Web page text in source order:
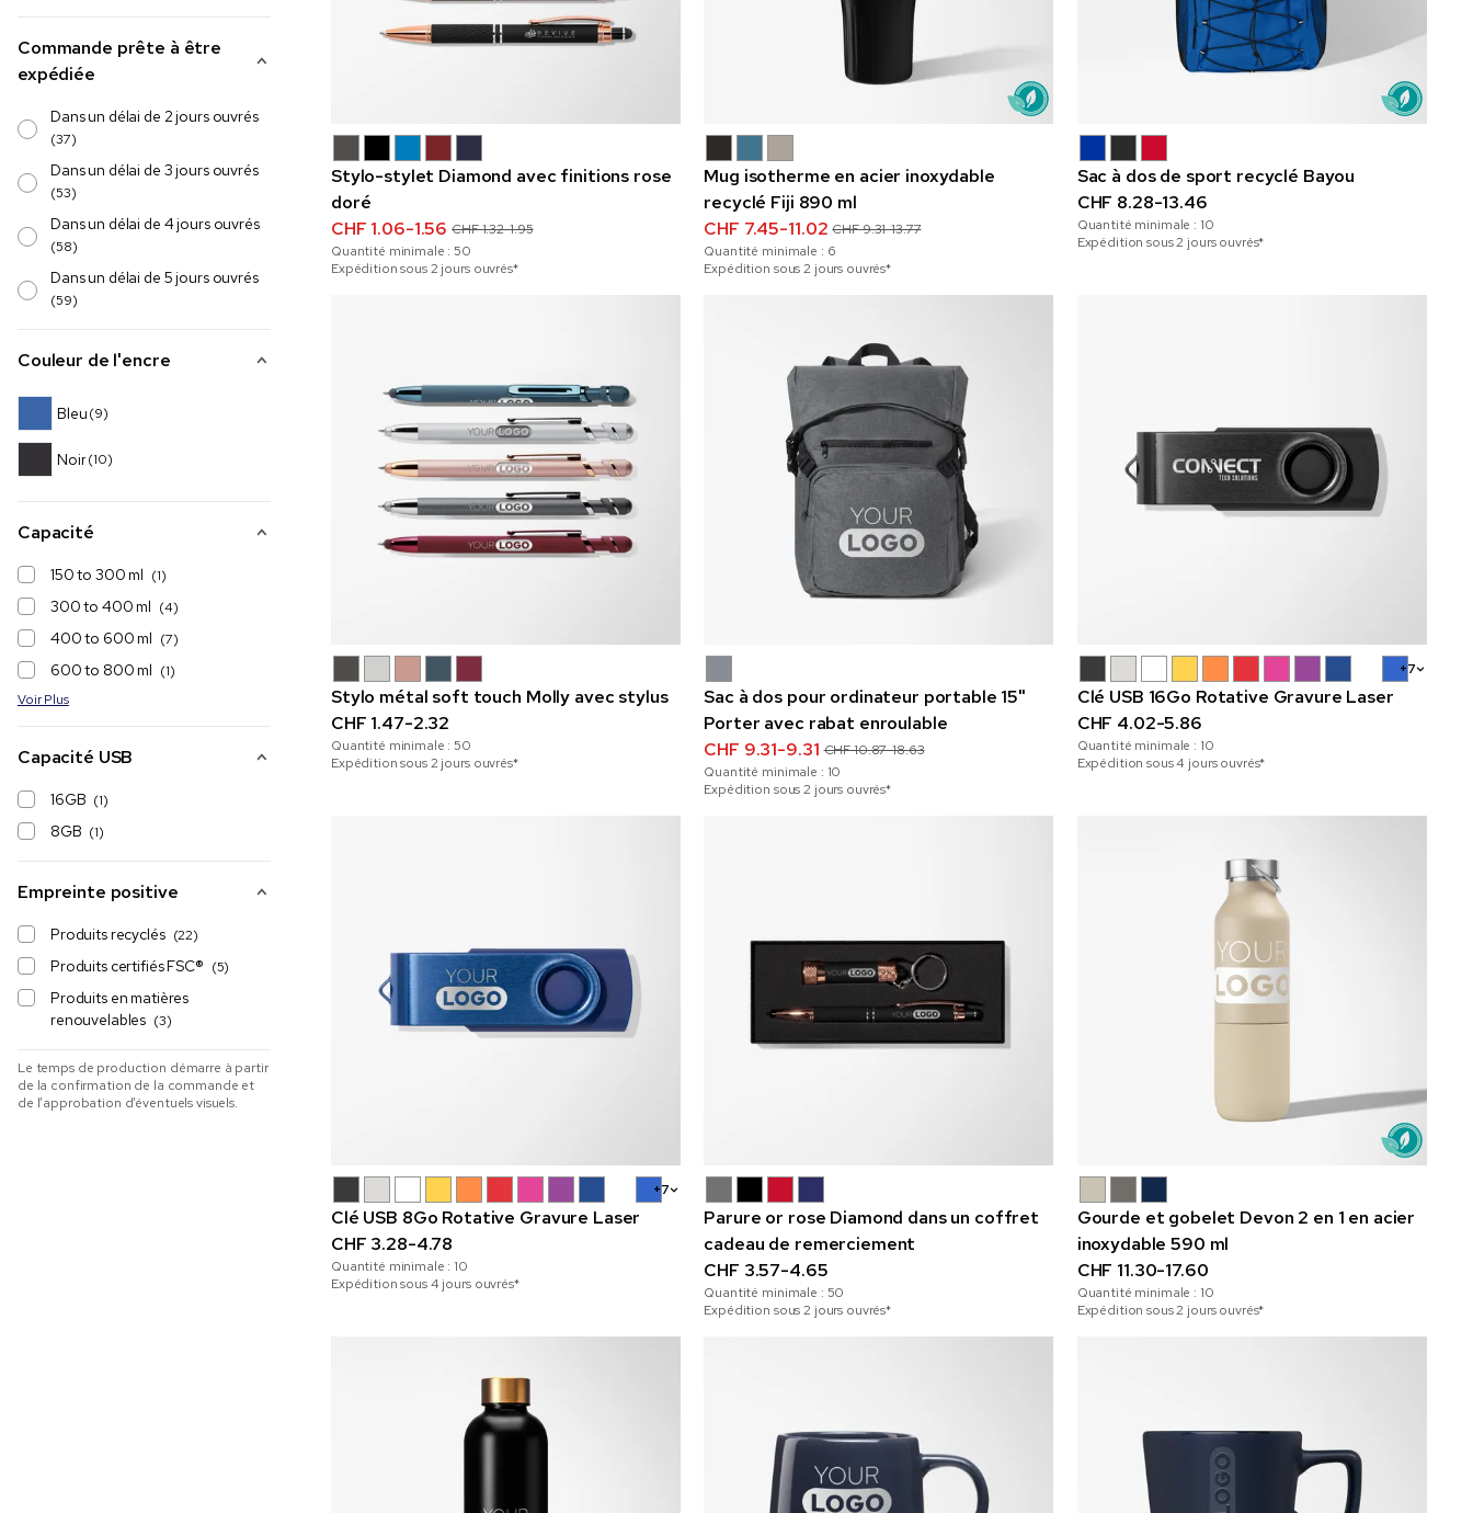
Commande prête à être
expédiée
Dans un délai de 2 jours ouvrés
(37)
Dans un délai de 3 jours ouvrés
(53)
Dans un délai de 4 jours ouvrés
(58)
Dans un délai de 5 jours ouvrés
(59)
Couleur de l'encre
Bleu(9)
Noir(10)
Capacité
150 to 300 ml (1)
300 to 400 ml (4)
400 to 600 ml (7)
600 to 800 ml (1)
Voir Plus
Capacité USB
16GB (1)
8GB (1)
Empreinte positive
Produits recyclés (22)
Produits certifiés FSC® (5)
Produits en matières
renouvelables (3)
Le temps de production démarre à partir
de la confirmation de la commande et
de l’approbation d’éventuels visuels.
Stylo-stylet Diamond avec finitions rose
doré
CHF 1.06-1.56 CHF 1.32-1.95
Quantité minimale :50
Expédition sous 2 jours ouvrés*
Mug isotherme en acier inoxydable
recyclé Fiji 890 ml
CHF 7.45-11.02 CHF 9.31-13.77
Quantité minimale : 6
Expédition sous 2 jours ouvrés*
Sac à dos de sport recyclé Bayou
CHF 8.28-13.46
Quantité minimale : 10
Expédition sous 2 jours ouvrés*
Stylo métal soft touch Molly avec stylus
CHF 1.47-2.32
Quantité minimale :50
Expédition sous 2 jours ouvrés*
Sac à dos pour ordinateur portable 15"
Porter avec rabat enroulable
CHF 9.31-9.31 CHF 10.87-18.63
Quantité minimale : 10
Expédition sous 2 jours ouvrés*
+7
Clé USB 16Go Rotative Gravure Laser
CHF 4.02-5.86
Quantité minimale : 10
Expédition sous 4 jours ouvrés*
+7
Clé USB 8Go Rotative Gravure Laser
CHF 3.28-4.78
Quantité minimale : 10
Expédition sous 4 jours ouvrés*
Parure or rose Diamond dans un coffret
cadeau de remerciement
CHF 3.57-4.65
Quantité minimale : 50
Expédition sous 2 jours ouvrés*
Gourde et gobelet Devon 2 en 1 en acier
inoxydable 590 ml
CHF 11.30-17.60
Quantité minimale : 10
Expédition sous 2 jours ouvrés*